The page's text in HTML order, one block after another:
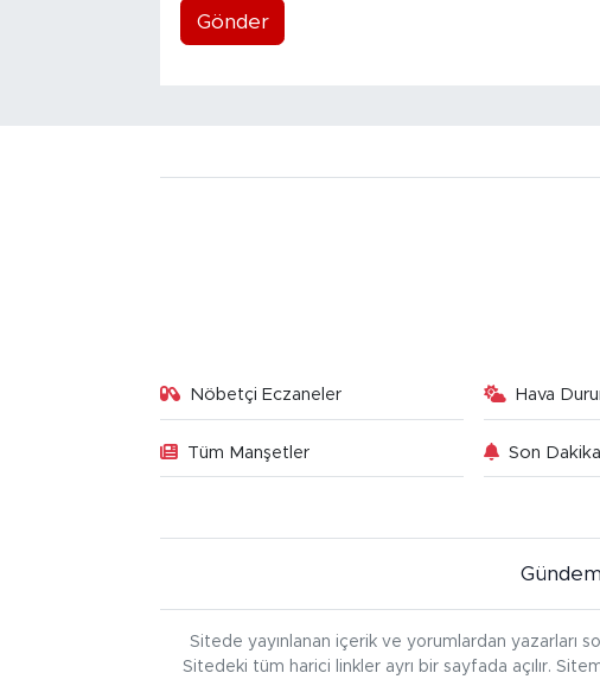
Gönder
Nöbetçi Eczaneler Hava
Tüm Manşetler Son
Gündem
Sitede yayınlanan içerik ve yorumlardan yazarları
Sitedeki tüm harici linkler ayrı bir sayfada açılır.